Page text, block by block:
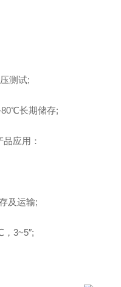
测试;
长期储存;
应用：
及运输;
3~5″;